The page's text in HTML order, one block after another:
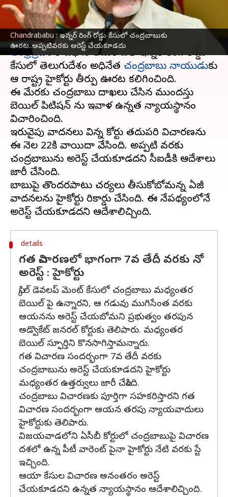
Chandrababu : ఇన్నర్ రింగ్ రోడ్డు కేసులో చంద్రబాబుకు
ఊరట..అప్పటివరకు అరెస్ట్ చేయకూడదు
వ్రాసిన వారు TEJAVYAS BESTHA Nov 07, 2023 04:44 pm
ఈ వార్తాకథనం ఏంటి
ఆంధ్రప్రదేశ్రాజధాని అమరావతి ఇన్నర్ రింగ్ రోడ్డు
కేసులో తెలుగుదేశం అధినేత చంద్రబాబు నాయుడుకు
ఆ రాష్ట్ర హైకోర్టు తీర్పు ఊరట కలిగించింది.
ఈ మేరకు చంద్రబాబు దాఖలు చేసిన ముందస్తు
బెయిల్ పిటిషన్ ను ఇవాళ ఉన్నత న్యాయస్థానం
విచారించింది.
ఇరువైపు వాదనలు విన్న కోర్టు తదుపరి విచారణను
ఈ నెల 22కి వాయిదా వేసింది. అప్పటి వరకు
చంద్రబాబును అరెస్ట్ చేయకూడదని సీఐడీకి ఆదేశాలు
జారీ చేసింది.
బాబుపై తొందరపాటు చర్యలు తీసుకోబోమన్న ఏజీ
వాదనలను హైకోర్టు రికార్డు చేసింది. ఈ నేపథ్యంలోనే
details
గత విచారణలో భాగంగా 7వ తేదీ వరకు నో
అరెస్ట్ : హైకోర్టు
స్కిల్ డెవలప్ మెంట్ కేసులో చంద్రబాబు మధ్యంతర
బెయిల్ పై ఉన్నారని, ఆ గడువు ముగిసేంత వరకు
ఆయనను అరెస్ట్ చేయబోమని ప్రభుత్వం తరపున
అడ్వొకేట్ జనరల్ కోర్టుకు తెలిపారు. మధ్యంతర
బెయిల్ స్ఫూర్తిని కొనసాగిస్తామన్నారు.
గత విచారణ సందర్భంగా 7వ తేదీ వరకు
చంద్రబాబును అరెస్ట్ చేయకూడదని హైకోర్టు
మధ్యంతర ఉత్తర్వులు జారీ చేసింది.
చంద్రబాబు విచారణకు పూర్తిగా సహకరిస్తారని గత
విచారణ సందర్భంగా ఆయన తరపు న్యాయవాదులు
హైకోర్టుకు తెలిపారు.
విజయవాడలోని ఏసీబీ కోర్టులో చంద్రబాబుపై విచారణ
దశలో ఉన్న పీటీ వారెంట్ పైనా హైకోర్టు నేటి వరకు స్టే
ఇచ్చింది.
ఆయా కేసుల విచారణ అనంతరం అరెస్ట్
చేయకూడదని ఉన్నత న్యాయస్థానం ఆదేశాలిచ్చింది.